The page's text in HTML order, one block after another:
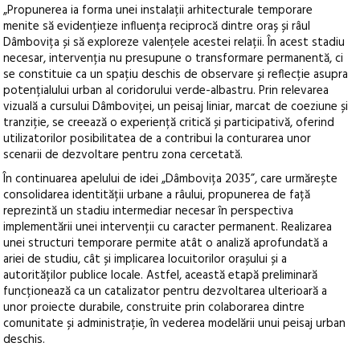
„Propunerea ia forma unei instalații arhitecturale temporare
menite să evidențieze influența reciprocă dintre oraș și râul
Dâmbovița și să exploreze valențele acestei relații. În acest stadiu
necesar, intervenția nu presupune o transformare permanentă, ci
se constituie ca un spațiu deschis de observare și reflecție asupra
potențialului urban al coridorului verde-albastru. Prin relevarea
vizuală a cursului Dâmboviței, un peisaj liniar, marcat de coeziune și
tranziție, se creează o experiență critică și participativă, oferind
utilizatorilor posibilitatea de a contribui la conturarea unor
scenarii de dezvoltare pentru zona cercetată.
În continuarea apelului de idei „Dâmbovița 2035”, care urmărește
consolidarea identității urbane a râului, propunerea de față
reprezintă un stadiu intermediar necesar în perspectiva
implementării unei intervenții cu caracter permanent. Realizarea
unei structuri temporare permite atât o analiză aprofundată a
ariei de studiu, cât și implicarea locuitorilor orașului și a
autorităților publice locale. Astfel, această etapă preliminară
funcționează ca un catalizator pentru dezvoltarea ulterioară a
unor proiecte durabile, construite prin colaborarea dintre
comunitate și administrație, în vederea modelării unui peisaj urban
deschis.